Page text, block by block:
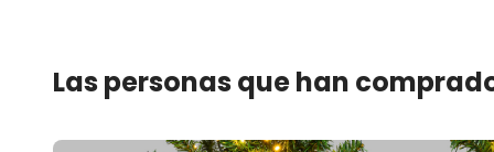
Las personas que han